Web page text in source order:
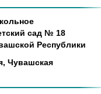
сад № 18
Республики
Чувашская